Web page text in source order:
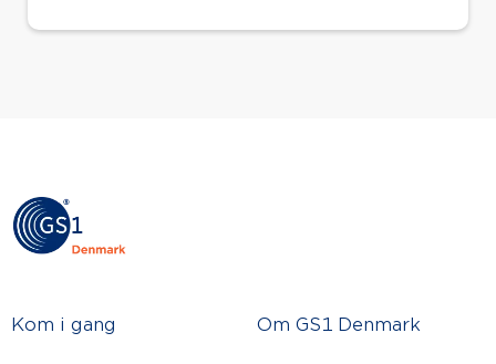
Kom i gang Om GS1 Denmark